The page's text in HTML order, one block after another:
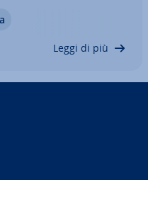
servizio clienti
Leggi di più